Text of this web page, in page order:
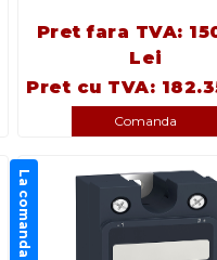
Pret fara TVA:
Lei
Pret cu TVA:
Comanda
La comanda